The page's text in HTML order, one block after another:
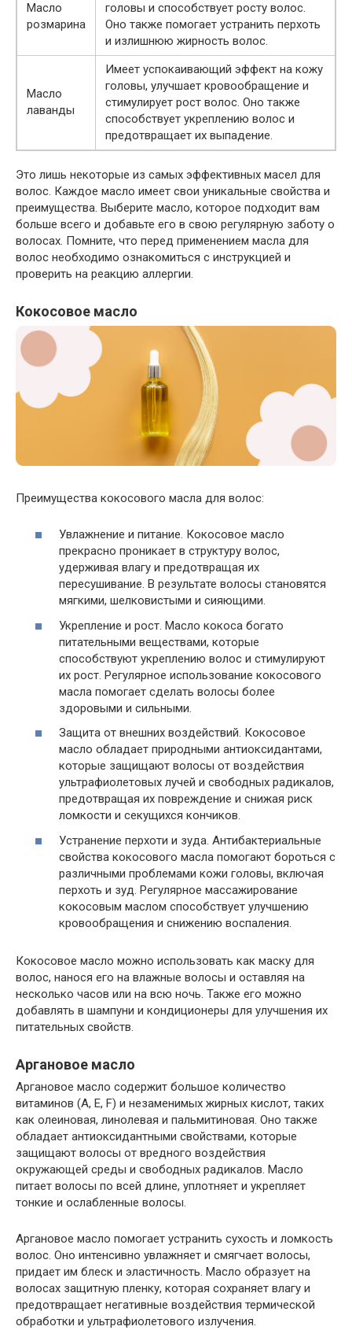
Масло
розмарина
головы и способствует росту волос.
Оно также помогает устранить перхоть
и излишнюю жирность волос.
Масло
лаванды
Имеет успокаивающий эффект на кожу
головы, улучшает кровообращение и
стимулирует рост волос. Оно также
способствует укреплению волос и
предотвращает их выпадение.
Это лишь некоторые из самых эффективных масел для
волос. Каждое масло имеет свои уникальные свойства и
преимущества. Выберите масло, которое подходит вам
больше всего и добавьте его в свою регулярную заботу о
волосах. Помните, что перед применением масла для
волос необходимо ознакомиться с инструкцией и
проверить на реакцию аллергии.
Кокосовое масло
Преимущества кокосового масла для волос:
Увлажнение и питание. Кокосовое масло
прекрасно проникает в структуру волос,
удерживая влагу и предотвращая их
пересушивание. В результате волосы становятся
мягкими, шелковистыми и сияющими.
Укрепление и рост. Масло кокоса богато
питательными веществами, которые
способствуют укреплению волос и стимулируют
их рост. Регулярное использование кокосового
масла помогает сделать волосы более
здоровыми и сильными.
Защита от внешних воздействий. Кокосовое
масло обладает природными антиоксидантами,
которые защищают волосы от воздействия
ультрафиолетовых лучей и свободных радикалов,
предотвращая их повреждение и снижая риск
ломкости и секущихся кончиков.
Устранение перхоти и зуда. Антибактериальные
свойства кокосового масла помогают бороться с
различными проблемами кожи головы, включая
перхоть и зуд. Регулярное массажирование
кокосовым маслом способствует улучшению
кровообращения и снижению воспаления.
Кокосовое масло можно использовать как маску для
волос, нанося его на влажные волосы и оставляя на
несколько часов или на всю ночь. Также его можно
добавлять в шампуни и кондиционеры для улучшения их
питательных свойств.
Аргановое масло
Аргановое масло содержит большое количество
витаминов (А, Е, F) и незаменимых жирных кислот, таких
как олеиновая, линолевая и пальмитиновая. Оно также
обладает антиоксидантными свойствами, которые
защищают волосы от вредного воздействия
окружающей среды и свободных радикалов. Масло
питает волосы по всей длине, уплотняет и укрепляет
тонкие и ослабленные волосы.
Аргановое масло помогает устранить сухость и ломкость
волос. Оно интенсивно увлажняет и смягчает волосы,
придает им блеск и эластичность. Масло образует на
волосах защитную пленку, которая сохраняет влагу и
предотвращает негативные воздействия термической
обработки и ультрафиолетового излучения.